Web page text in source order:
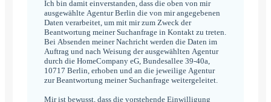
Ich bin damit einverstanden, dass die oben von mir
ausgewählte Agentur Berlin die von mir angegebenen
Daten verarbeitet, um mit mir zum Zweck der
Beantwortung meiner Suchanfrage in Kontakt zu treten.
Bei Absenden meiner Nachricht werden die Daten im
Auftrag und nach Weisung der ausgewählten Agentur
durch die HomeCompany eG, Bundesallee 39-40a,
10717 Berlin, erhoben und an die jeweilige Agentur
zur Beantwortung meiner Suchanfrage weitergeleitet.
Mir ist bewusst, dass die vorstehende Einwilligung